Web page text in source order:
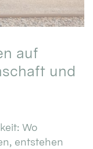
auf
und
Wo
entstehen